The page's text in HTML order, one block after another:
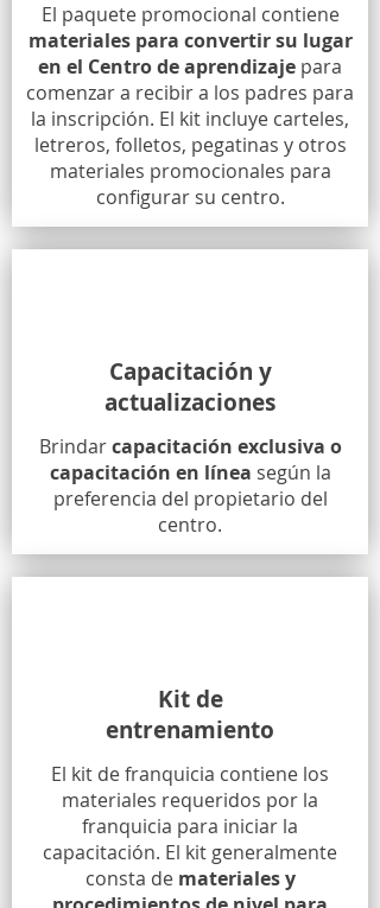
El paquete promocional contiene
materiales para convertir su lugar
en el Centro de aprendizaje para
comenzar a recibir a los padres para
la inscripción. El kit incluye carteles,
letreros, folletos, pegatinas y otros
materiales promocionales para
configurar su centro.
Capacitación y
actualizaciones
Brindarcapacitación exclusiva o
capacitación en línea según la
preferencia del propietario del
centro.
Kit de
entrenamiento
El kit de franquicia contiene los
materiales requeridos por la
franquicia para iniciar la
capacitación. El kit generalmente
consta de materiales y